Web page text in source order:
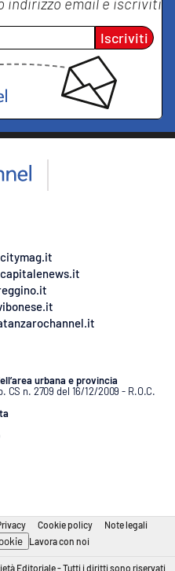
Iscriviti
urbana e provincia
n. 2709 del 16/12/2009 - R.O.C.
Cookie policy Note legali
Lavora con noi
Editoriale - Tutti i diritti sono riservati